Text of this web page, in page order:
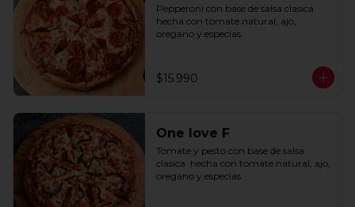
Pepperoni con base de salsa clasica
hecha con tomate natural, ajo,
oregano y especias.
$15.990
One love F
Tomate y pesto con base de salsa
clasica  hecha con tomate natural, ajo,
oregano y especias.